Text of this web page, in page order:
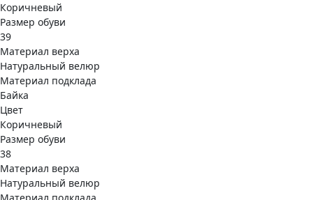
Коричневый
Размер обуви
39
Материал верха
Натуральный велюр
Материал подклада
Байка
Цвет
Коричневый
Размер обуви
38
Материал верха
Натуральный велюр